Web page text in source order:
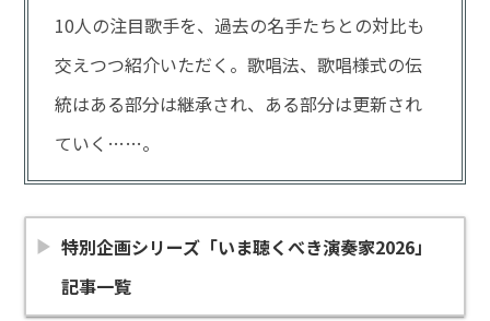
10人の注目歌手を、過去の名手たちとの対比も
交えつつ紹介いただく。歌唱法、歌唱様式の伝
統はある部分は継承され、ある部分は更新され
ていく……。
特別企画シリーズ「いま聴くべき演奏家2026」
記事一覧